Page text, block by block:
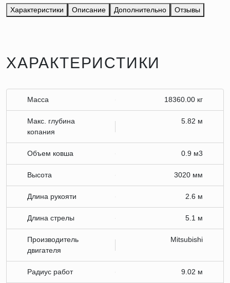
Характеристики Описание Дополнительно Отзывы
ХАРАКТЕРИСТИКИ
Масса 18360.00 кг
Макс. глубина
копания
5.82 м
Объем ковша 0.9 м3
Высота 3020 мм
Длина рукояти 2.6 м
Длина стрелы 5.1 м
Производитель
двигателя
Mitsubishi
Радиус работ 9.02 м